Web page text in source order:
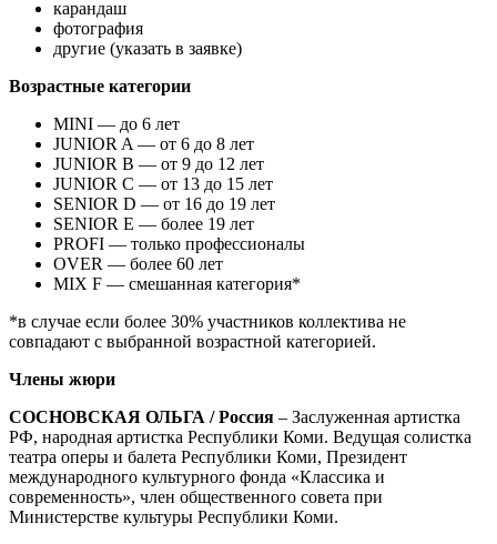
карандаш
фотография
другие (указать в заявке)
Возрастные категории
MINI — до 6 лет
JUNIOR A — от 6 до 8 лет
JUNIOR B — от 9 до 12 лет
JUNIOR C — от 13 до 15 лет
SENIOR D — от 16 до 19 лет
SENIOR E — более 19 лет
PROFI — только профессионалы
OVER — более 60 лет
MIX F — смешанная категория*
*в случае если более 30% участников коллектива не
совпадают с выбранной возрастной категорией.
Члены жюри
СОСНОВСКАЯ ОЛЬГА / Россия – Заслуженная артистка
РФ, народная артистка Республики Коми. Ведущая солистка
театра оперы и балета Республики Коми, Президент
международного культурного фонда «Классика и
современность», член общественного совета при
Министерстве культуры Республики Коми.